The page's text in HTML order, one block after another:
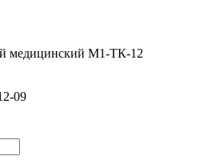
медицинский М1-ТК-12
09